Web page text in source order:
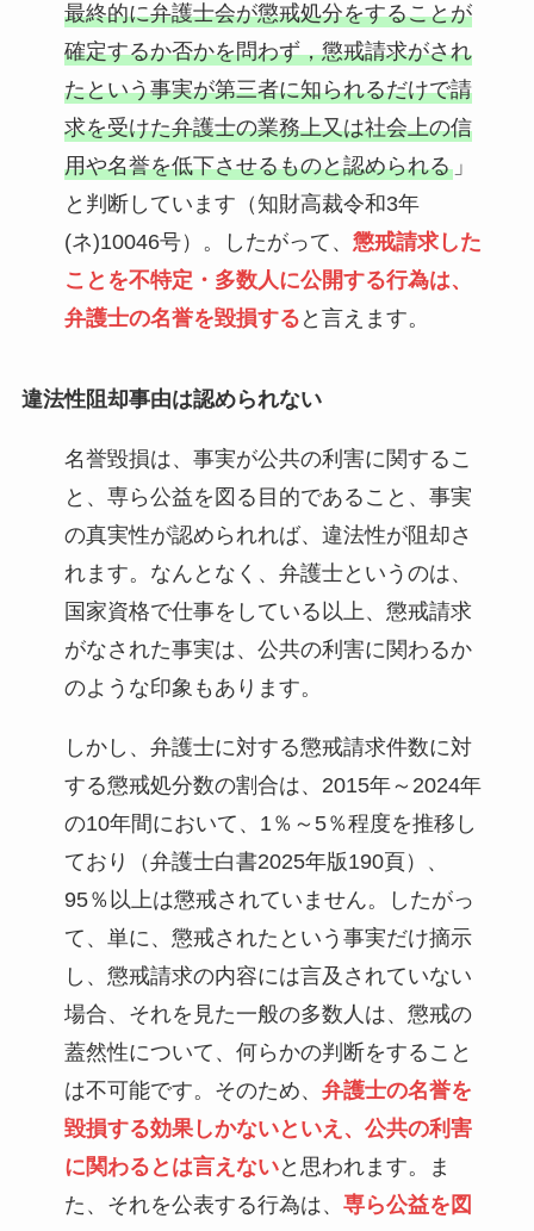
最終的に弁護士会が懲戒処分をすることが
確定するか否かを問わず，懲戒請求がされ
たという事実が第三者に知られるだけで請
求を受けた弁護士の業務上又は社会上の信
用や名誉を低下させるものと認められる」
と判断しています（知財高裁令和3年
(ネ)10046号）。したがって、 懲戒請求した
ことを不特定・多数人に公開する行為は、
弁護士の名誉を毀損する と言えます。
違法性阻却事由は認められない
名誉毀損は、事実が公共の利害に関するこ
と、専ら公益を図る目的であること、事実
の真実性が認められれば、違法性が阻却さ
れます。なんとなく、弁護士というのは、
国家資格で仕事をしている以上、懲戒請求
がなされた事実は、公共の利害に関わるか
のような印象もあります。
しかし、弁護士に対する懲戒請求件数に対
する懲戒処分数の割合は、2015年～2024年
の10年間において、1％～5％程度を推移し
ており（弁護士白書2025年版190頁）、
95％以上は懲戒されていません。したがっ
て、単に、懲戒されたという事実だけ摘示
し、懲戒請求の内容には言及されていない
場合、それを見た一般の多数人は、懲戒の
蓋然性について、何らかの判断をすること
は不可能です。そのため、 弁護士の名誉を
毀損する効果しかないといえ、公共の利害
に関わるとは言えないと思われます。ま
た、それを公表する行為は、 専ら公益を図